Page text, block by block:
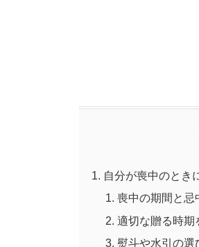
自分が喪中のとき
喪中の期間と忌
適切な贈る時期
熨斗や水引の選